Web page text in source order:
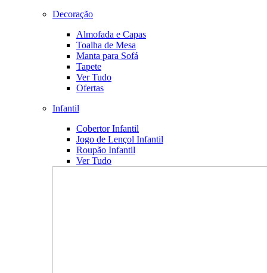
Decoração
Almofada e Capas
Toalha de Mesa
Manta para Sofá
Tapete
Ver Tudo
Ofertas
Infantil
Cobertor Infantil
Jogo de Lençol Infantil
Roupão Infantil
Ver Tudo